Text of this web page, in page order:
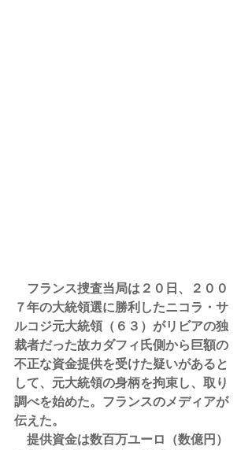
フランス捜査当局は２０日、２００
７年の大統領選に勝利したニコラ・サ
ルコジ元大統領（６３）がリビアの独
裁者だった故カダフィ氏側から巨額の
不正な資金提供を受けた疑いがあると
して、元大統領の身柄を拘束し、取り
調べを始めた。フランスのメディアが
伝えた。
提供資金は数百万ユーロ（数億円）